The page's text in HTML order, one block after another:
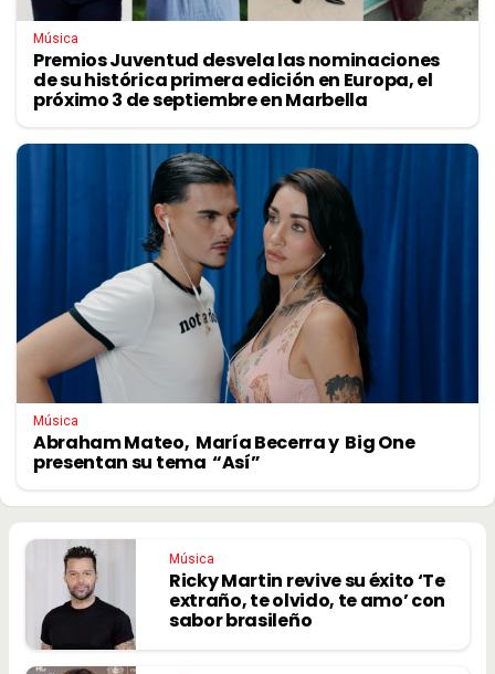
Música
Premios Juventud desvela las nominaciones
de su histórica primera edición en Europa, el
próximo 3 de septiembre en Marbella
Música
Abraham Mateo, María Becerra y Big One
presentan su tema “Así”
Música
Ricky Martin revive su éxito ‘Te
extraño, te olvido, te amo’ con
sabor brasileño